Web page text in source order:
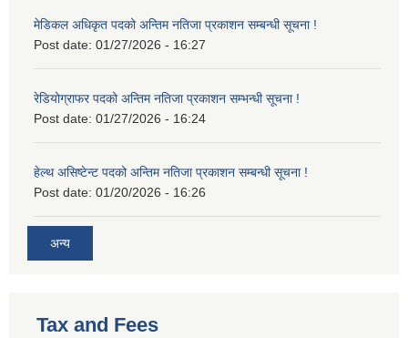
मेडिकल अधिकृत पदको अन्तिम नतिजा प्रकाशन सम्बन्धी सूचना !
Post date: 01/27/2026 - 16:27
रेडियोग्राफर पदको अन्तिम नतिजा प्रकाशन सम्भन्धी सूचना !
Post date: 01/27/2026 - 16:24
हेल्थ असिष्टेन्ट पदको अन्तिम नतिजा प्रकाशन सम्बन्धी सूचना !
Post date: 01/20/2026 - 16:26
अन्य
Tax and Fees